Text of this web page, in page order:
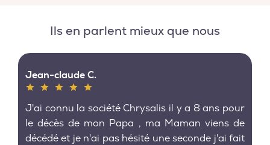
Ils en parlent mieux que nous
Jean-claude C.
J'ai connu la société Chrysalis il y a 8 ans pour
le décès de mon Papa , ma Maman viens de
décédé et je n'ai pas hésité une seconde j'ai fait